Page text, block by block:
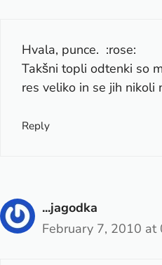
Hvala, punce. :rose:
Takšni topli odtenki so
res veliko in se jih nikoli
Reply
...jagodka
February 7, 2010 at